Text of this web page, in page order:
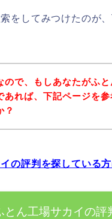
をしてみつけたのが
ので、もしあなたがふ
あれば、下記ページを
？
の評判を探している
とん工場サカイの評